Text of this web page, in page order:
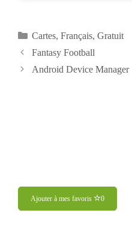
Catégories
Cartes, Français, Gratuit
Navigation
des
Fantasy Football
Android Device Manager
Ajouter à mes favoris 0